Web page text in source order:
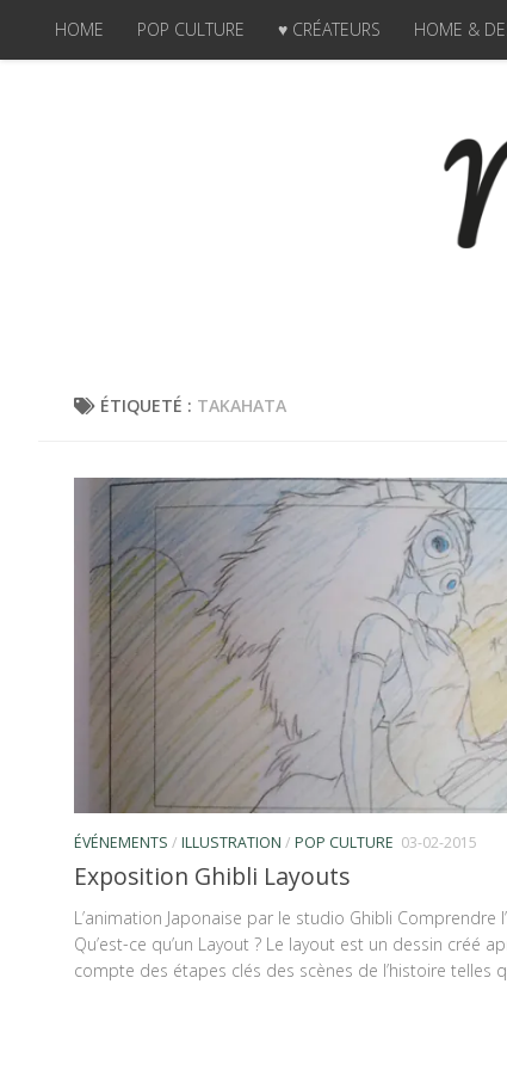
Skip to content
HOME POP CULTURE ♥ CRÉATEURS HOME &
ÉTIQUETÉ : TAKAHATA
ÉVÉNEMENTS / ILLUSTRATION / POP CULTURE 03-02-2015
Exposition Ghibli Layouts
L’animation Japonaise par le studio Ghibli Comprendre
Qu’est-ce qu’un Layout ? Le layout est un dessin créé
compte des étapes clés des scènes de l’histoire telles